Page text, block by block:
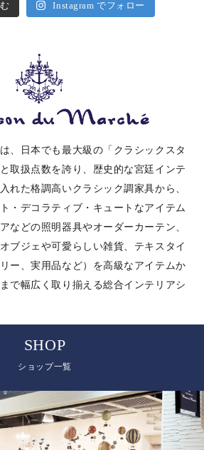
Instagram でフォロー
、日本でも最大級の「クラシックスタ
取扱点数を誇り、歴史的な宮廷インテ
れた格調高いクラシック調家具から、
・デコラティブ・キュートなアイテム
などの照明器具やオーダーカーテン、
ブジェや可愛らしい雑貨、テキスタイ
ー、実用品など）を高級なアイテムか
で幅広く取り揃える総合インテリアシ
SHOP
ショップ一覧